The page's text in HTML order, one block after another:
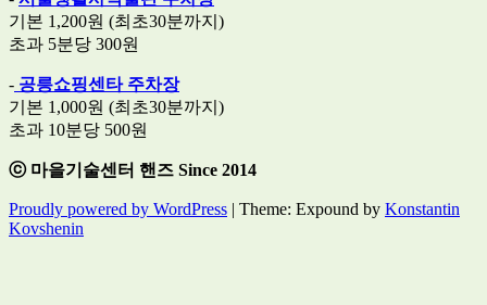
기본 1,200원 (최초30분까지)
초과 5분당 300원
- 공릉쇼핑센타 주차장
기본 1,000원 (최초30분까지)
초과 10분당 500원
ⓒ 마을기술센터 핸즈 Since 2014
Proudly powered by WordPress | Theme: Expound by Konstantin
Kovshenin